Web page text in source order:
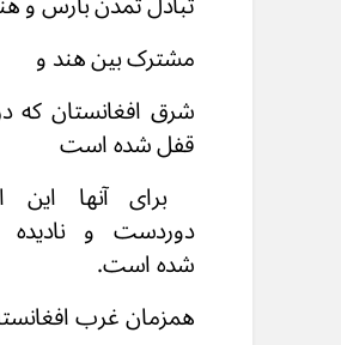
مشترک بین هند و
شرق افغانستان که
قفل شده است
برای آنها این
دوردست و نادیده
شده است.
همزمان غرب